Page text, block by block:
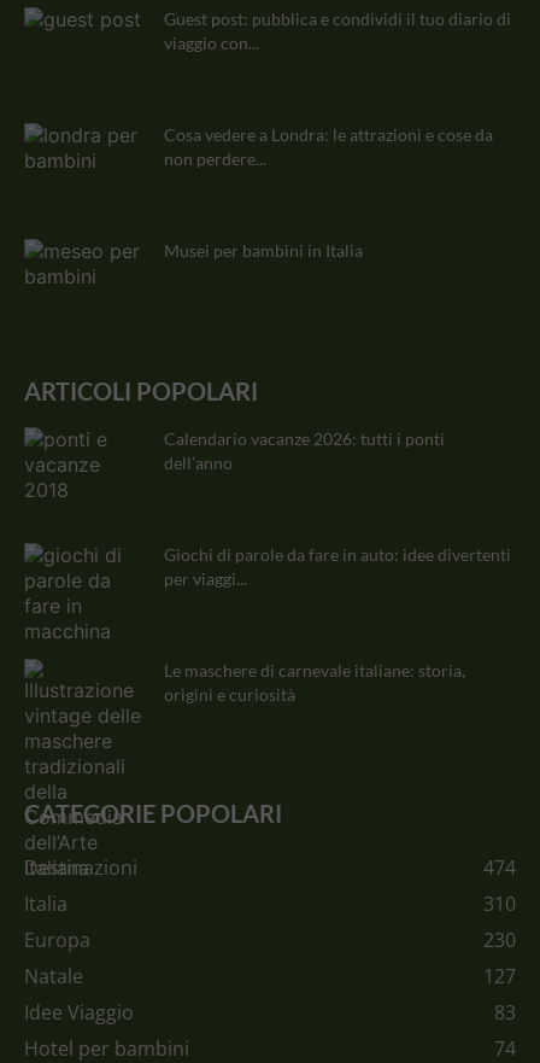
Guest post: pubblica e condividi il tuo diario di
viaggio con...
Cosa vedere a Londra: le attrazioni e cose da
non perdere...
Musei per bambini in Italia
ARTICOLI POPOLARI
Calendario vacanze 2026: tutti i ponti
dell’anno
Giochi di parole da fare in auto: idee divertenti
per viaggi...
Le maschere di carnevale italiane: storia,
origini e curiosità
CATEGORIE POPOLARI
Destinazioni
474
Italia
310
Europa
230
Natale
127
Idee Viaggio
83
Hotel per bambini
74